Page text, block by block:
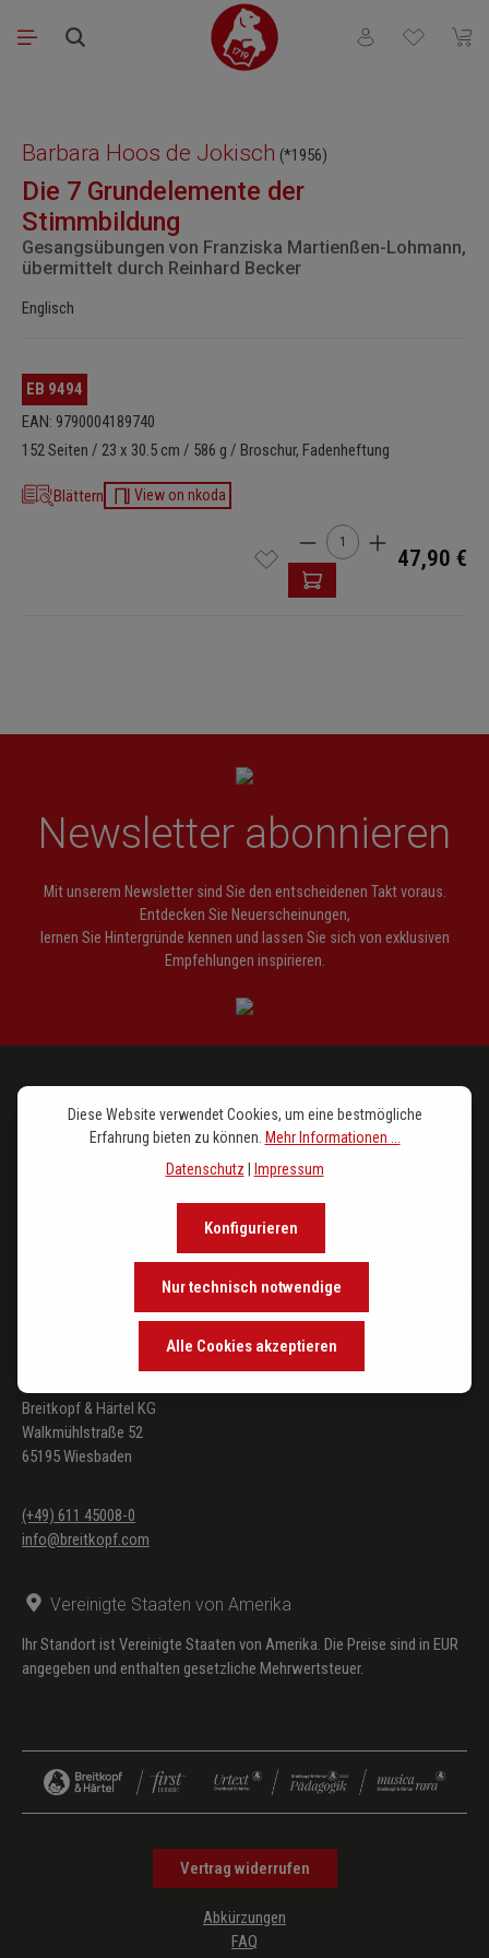
Zum Hauptinhalt springen
Du hast 0
Barbara Hoos de Jokisch (*1956)
Die 7 Grundelemente der
Stimmbildung
Gesangsübungen von Franziska Martienßen-Lohmann,
übermittelt durch Reinhard Becker
Englisch
EB 9494
EAN: 9790004189740
152 Seiten / 23 x 30.5 cm / 586 g / Broschur, Fadenheftung
Blättern View on nkoda
Produkt Anzahl: Gib
47,90 €
Newsletter abonnieren
Mit unserem Newsletter sind Sie den entscheidenen Takt voraus.
Entdecken Sie Neuerscheinungen,
lernen Sie Hintergründe kennen und lassen Sie sich von exklusiven
Empfehlungen inspirieren.
PROGRAMM
Breitkopf & Härtel KG
Walkmühlstraße 52
65195 Wiesbaden
(+49) 611 45008-0
info@breitkopf.com
Vereinigte Staaten von Amerika
Ihr Standort ist Vereinigte Staaten von Amerika. Die Preise sind in EUR
angegeben und enthalten gesetzliche Mehrwertsteuer.
Vertrag widerrufen
Abkürzungen
FAQ
Diese Website verwendet Cookies, um eine bestmögliche
Erfahrung bieten zu können. Mehr Informationen ...
Datenschutz
Impressum
Nur technisch notwendige
Konfigurieren
Alle Cookies akzeptieren